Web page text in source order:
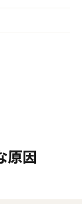
原因